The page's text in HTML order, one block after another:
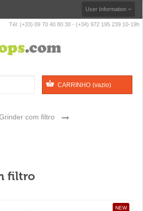
User Information
Tél: (+33) 09 70 40 80 30 - (+34) 972 195 239 10-19h
CARRINHO (vazio)
com filtro
>
filtro
NEW